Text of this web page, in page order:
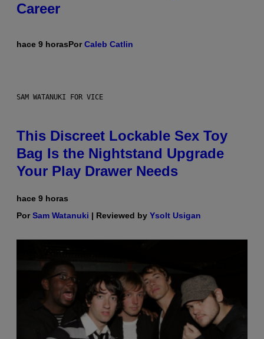
Career
hace 9 horasPorCaleb Catlin
SAM WATANUKI FOR VICE
This Discreet Lockable Sex Toy
Bag Is the Nightstand Upgrade
Your Play Drawer Needs
hace 9 horas
PorSam Watanuki | Reviewed by Ysolt Usigan